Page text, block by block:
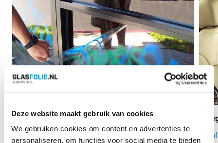
Deze website maakt gebruik van cookies
We gebruiken cookies om content en advertenties te
personaliseren, om functies voor social media te bieden
Anti-Graffiti Plus 4 Glasfolie
Vanaf: